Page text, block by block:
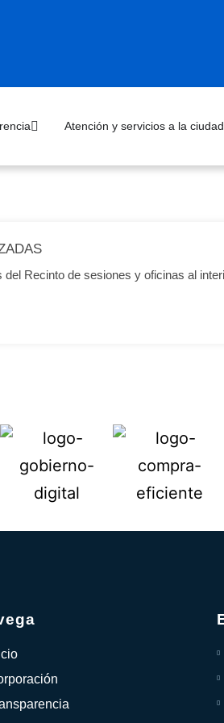
Atención y servicios a la
Recinto de sesiones y oficinas al